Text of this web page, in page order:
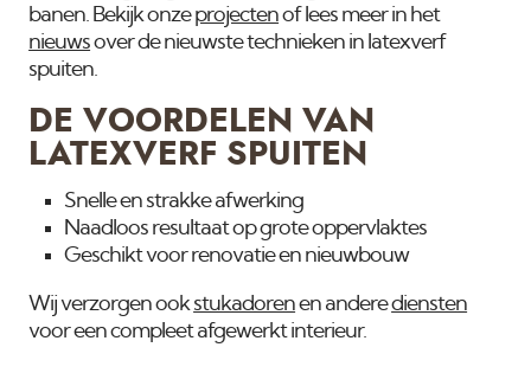
banen. Bekijk onzeprojectenof lees meer in het
nieuwsover de nieuwste technieken in latexverf
spuiten.
DE VOORDELEN VAN
LATEXVERF SPUITEN
Snelle en strakke afwerking
Naadloos resultaat op grote oppervlaktes
Geschikt voor renovatie en nieuwbouw
Wij verzorgen ookstukadorenen anderediensten
voor een compleet afgewerkt interieur.